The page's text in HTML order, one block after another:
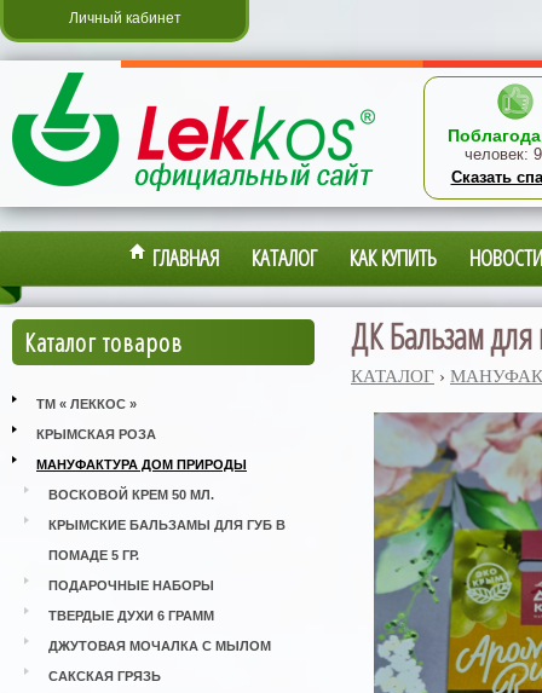
Личный кабинет
человек:
Сказать
ГЛАВНАЯ КАТАЛОГ КАК КУПИТЬ НОВОСТИ
Каталог товаров
ТМ « ЛЕККОС »
КРЫМСКАЯ РОЗА
МАНУФАКТУРА ДОМ ПРИРОДЫ
ВОСКОВОЙ КРЕМ 50 МЛ.
КРЫМСКИЕ БАЛЬЗАМЫ ДЛЯ ГУБ В
ПОМАДЕ 5 ГР.
ПОДАРОЧНЫЕ НАБОРЫ
ТВЕРДЫЕ ДУХИ 6 ГРАММ
ДЖУТОВАЯ МОЧАЛКА С МЫЛОМ
САКСКАЯ ГРЯЗЬ
ДК Бальзам для
КАТАЛОГ ›